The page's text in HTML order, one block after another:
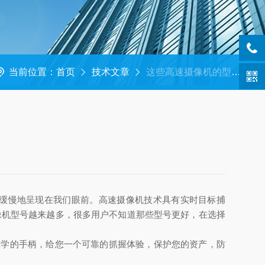
当前位置： 首页 技术文章 这些高速摄像机的型号，你了解哪个呢？
慢地呈现在我们眼前。高速摄像机技术具有实时目标捕
型号越来越多，很多用户不知道那些型号更好，在选择
的手柄，给您一个可靠的抓握体验，保护您的资产，防